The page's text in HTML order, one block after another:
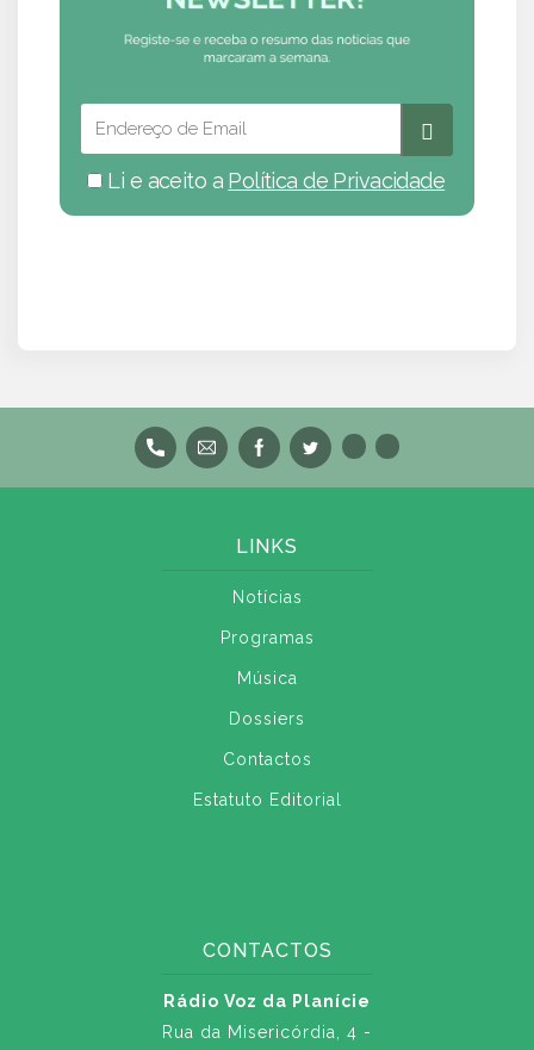
Li e aceito a Política de Privacidade
LINKS
Notícias
Programas
Música
Dossiers
Contactos
Estatuto Editorial
CONTACTOS
Rádio Voz da Planície
Rua da Misericórdia, 4 -